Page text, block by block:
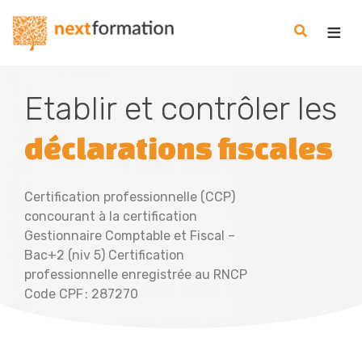
Nextformation
Etablir et contrôler les
déclarations fiscales
Certification professionnelle (CCP)
concourant à la certification
Gestionnaire Comptable et Fiscal –
Bac+2 (niv 5) Certification
professionnelle enregistrée au RNCP
Code CPF : 287270